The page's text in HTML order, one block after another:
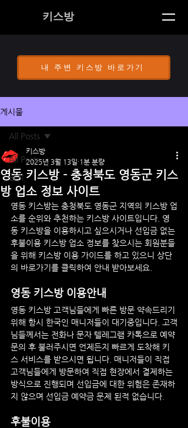
키스방
내 주변 키스방 바로가기
게시물
All Posts
공지
All Posts
영동 키스방 - 충청북도 영동군 키스
방 업소 정보 사이트
키스방
2025년 3월 13일 1분 분량
영동 키스방는 충청북도 영동군 지역의 키스방 업
소를 순위와 추천하는 키스방 사이트입니다. 영
동 키스방을 이용하시고 싶으시거나 선입금 없는
후불이용 키스방 업소 정보를 찾으시는 회원분들
을 위해 키스방 이용 가이드를 하고 있으니 상단
의 바로가기를 클릭하여 안내 받아보세요.
영동 키스방 이용안내
영동 키스방 고객님들에게 빠른 방문 약속드리기
위해 항시 한국인 매니저들이 대기중입니다. 고객
님들께서는 전화나 문자 텔레그램 카톡으로 예약
문의 후 불러주시면 언제든지 빠르게 도착해 키
스 서비스를 받으시면 됩니다. 매니저들이 직접
고객님들에게 방문하여 직접 현장에서 결제하는
방식으로 진행되며 선입금에 대한 위험은 존재하
지 않으며 선입금 예약금 문제 된적 없습니다.
후불이용